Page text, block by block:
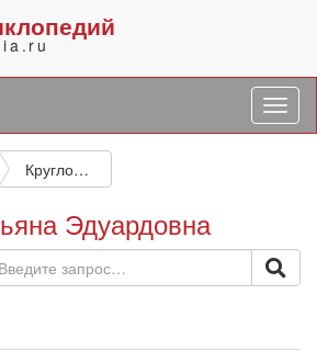
Круглова Татьяна Эдуардовна
Эдуардовна